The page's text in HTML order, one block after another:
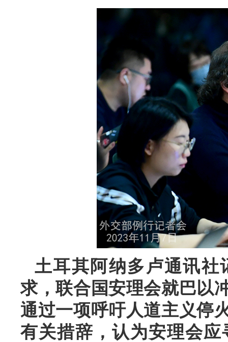
土耳其阿纳多卢通讯社
求，联合国安理会就巴以
通过一项呼吁人道主义停
有关措辞，认为安理会